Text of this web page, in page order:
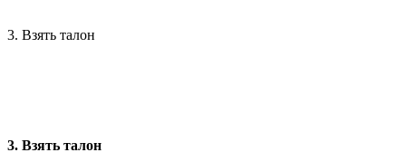
3. Взять талон
3. Взять талон